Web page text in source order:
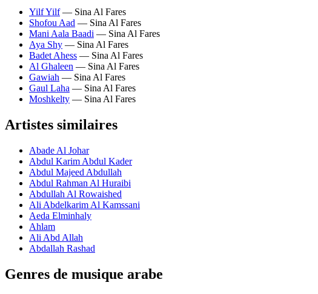
Yilf Yilf— Sina Al Fares
Shofou Aad — Sina Al Fares
Mani Aala Baadi — Sina Al Fares
Aya Shy — Sina Al Fares
Badet Ahess — Sina Al Fares
Al Ghaleen — Sina Al Fares
Gawiah — Sina Al Fares
Gaul Laha — Sina Al Fares
Moshkelty — Sina Al Fares
Artistes similaires
Abade Al Johar
Abdul Karim Abdul Kader
Abdul Majeed Abdullah
Abdul Rahman Al Huraibi
Abdullah Al Rowaished
Ali Abdelkarim Al Kamssani
Aeda Elminhaly
Ahlam
Ali Abd Allah
Abdallah Rashad
Genres de musique arabe